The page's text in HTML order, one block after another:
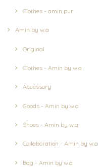
Clothes - amin pur
Amin by w.a
Original
Clothes - Amin by w.a
Accessory
Goods - Amin by w.a
Shoes - Amin by w.a
Collaboration - Amin by w.a
Bag - Amin by w.a